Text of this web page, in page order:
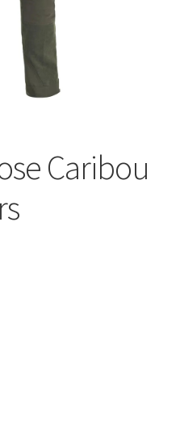
Caribou